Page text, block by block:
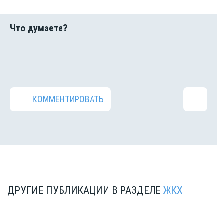
КОММЕНТИРОВАТЬ
ДРУГИЕ ПУБЛИКАЦИИ В РАЗДЕЛЕ ЖКХ